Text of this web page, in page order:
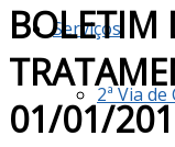
Serviços
2ª Via de
BOLETIM
01/01/